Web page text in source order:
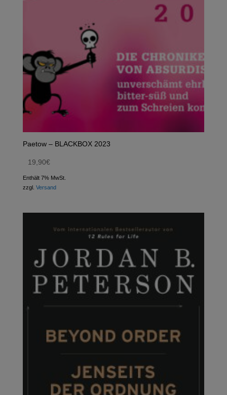
Paetow – BLACKBOX 2023
19,90€
Enthält 7% MwSt.
zzgl. Versand